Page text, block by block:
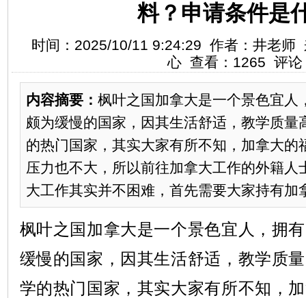
料？申请条件是
时间：2025/10/11 9:24:29 作者：井老师
心 查看：1265 评论
内容摘要： 枫叶之国加拿大是一个景色宜人
颇为缓慢的国家，因其生活舒适，教学质量
的热门国家，其实大家有所不知，加拿大的
压力也不大，所以前往加拿大工作的外籍人
大工作其实并不困难，首先需要大家持有加
枫叶之国加拿大是一个景色宜人，拥
缓慢的国家，因其生活舒适，教学质
学的热门国家，其实大家有所不知，